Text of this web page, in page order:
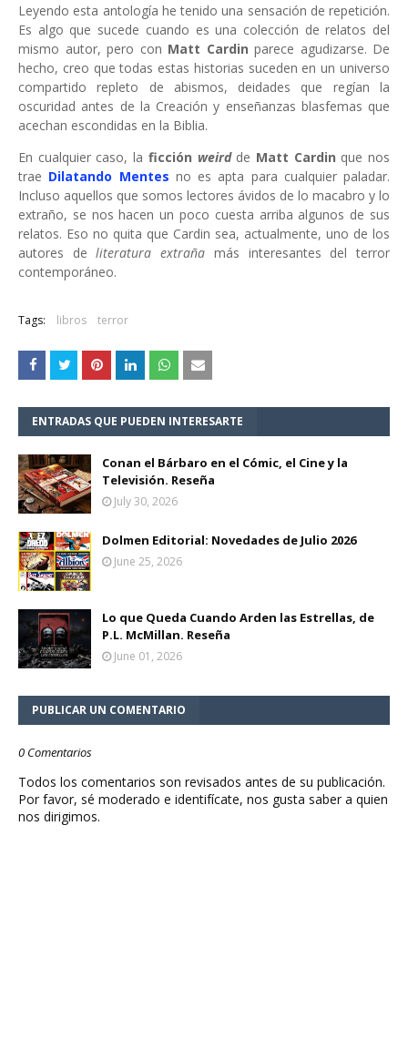
Leyendo esta antología he tenido una sensación de repetición.
Es algo que sucede cuando es una colección de relatos del
mismo autor, pero con Matt Cardin parece agudizarse. De
hecho, creo que todas estas historias suceden en un universo
compartido repleto de abismos, deidades que regían la
oscuridad antes de la Creación y enseñanzas blasfemas que
acechan escondidas en la Biblia.
En cualquier caso, la ficción weirdde Matt Cardin que nos
trae Dilatando Mentes no es apta para cualquier paladar.
Incluso aquellos que somos lectores ávidos de lo macabro y lo
extraño, se nos hacen un poco cuesta arriba algunos de sus
relatos. Eso no quita que Cardin sea, actualmente, uno de los
autores deliteratura extraña más interesantes del terror
contemporáneo.
Tags: libros terror
ENTRADAS QUE PUEDEN INTERESARTE
Conan el Bárbaro en el Cómic, el Cine y la
Televisión. Reseña
July 30, 2026
Dolmen Editorial: Novedades de Julio 2026
June 25, 2026
Lo que Queda Cuando Arden las Estrellas, de
P.L. McMillan. Reseña
June 01, 2026
PUBLICAR UN COMENTARIO
0 Comentarios
Todos los comentarios son revisados antes de su publicación.
Por favor, sé moderado e identifícate, nos gusta saber a quien
nos dirigimos.